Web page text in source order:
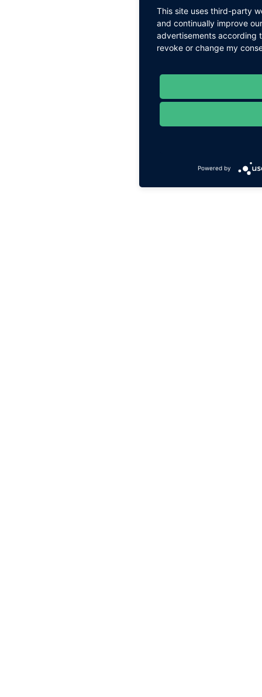
This site uses third-party
and continually improve
advertisements according
revoke or change my
Powered by